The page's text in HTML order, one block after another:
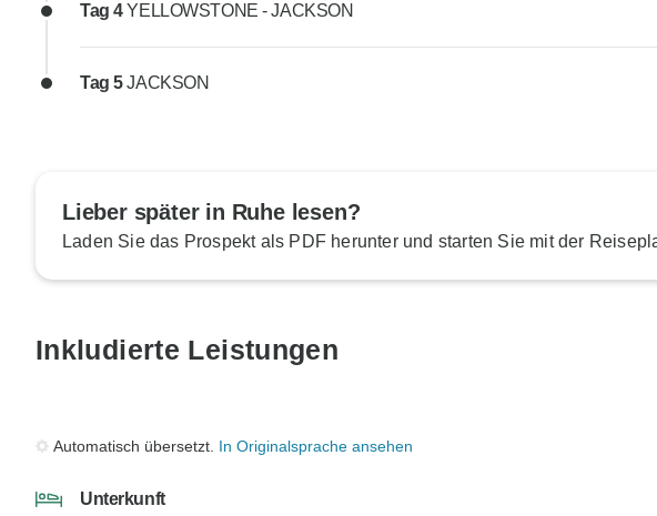
Tag 4YELLOWSTONE - JACKSON
Tag 5JACKSON
Lieber später in Ruhe lesen?
Laden Sie das Prospekt als PDF herunter und starten Sie mit der
Inkludierte Leistungen
Automatisch übersetzt. In Originalsprache ansehen
Unterkunft